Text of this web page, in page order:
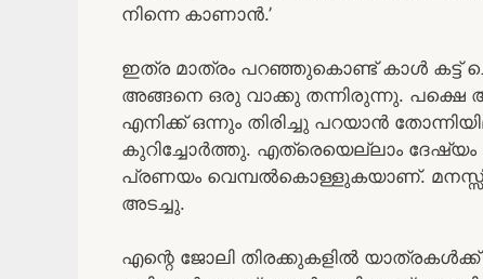
നിന്നെ കാണാൻ.’
ഇത്ര മാത്രം പറഞ്ഞുകൊണ്ട് കാൾ
അങ്ങനെ ഒരു വാക്കു തന്നിരുന്നു.
എനിക്ക് ഒന്നും തിരിച്ചു പറയാൻ
കുറിച്ചോർത്തു. എത്രെയെല്ലാം ദേഷ്യം
പ്രണയം വെമ്പൽകൊള്ളുകയാണ്.
അടച്ചു.
എന്റെ ജോലി തിരക്കുകളിൽ